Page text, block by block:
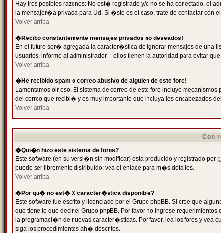
Hay tres posibles razones: No est� registrado y/o no se ha conectado, el
la mensajer�a privada para Ud. Si �ste es el caso, trate de contactar con
Volver arriba
�Recibo constantemente mensajes privados no deseados!
En el futuro ser� agregada la caracter�stica de ignorar mensajes de una
usuarios, informe al administrador -- ellos tienen la autoridad para evitar
Volver arriba
�He recibido spam o correo abusivo de alguien de este foro!
Lamentamos oir eso. El sistema de correo de este foro incluye
del correo que recibi� y es muy importante que incluya los encabezados
Volver arriba
Con
�Qui�n hizo este sistema de foros?
Este software (en su versi�n sin modificar) esta producido y registrado por
puede ser libremente distribuido; vea el enlace para m�s detalles.
Volver arriba
�Por qu� no est� X caracter�stica disponible?
Este software fue escrito y licenciado por el Grupo phpBB. Si cree que
que tiene lo que decir el Grupo phpBB. Por favor no ingrese
la programaci�n de nuevas caracter�sticas. Por favor, lea los foros y vea
siga los procedimientos ah� descritos.